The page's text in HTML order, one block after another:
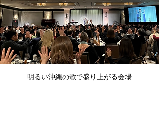
明るい沖縄の歌で盛り上がる会場